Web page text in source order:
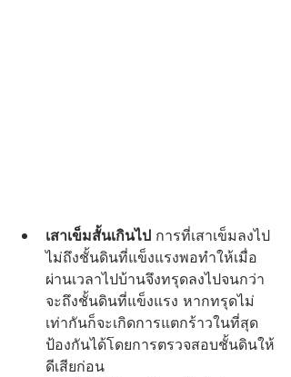
เสาเข็มสั้นเกินไป การที่เสาเข็มลงไป
ไม่ถึงชั้นดินที่แข็งแรงพอทำให้เมื่อ
ผ่านเวลาไปบ้านจึงทรุดลงไปจนกว่า
จะถึงชั้นดินที่แข็งแรง หากทรุดไม่
เท่ากันก็จะเกิดการแตกร้าวในที่สุด
ป้องกันได้โดยการตรวจสอบชั้นดินให้
ดีเสียก่อน